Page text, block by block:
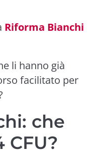
Riforma Bianchi
li hanno già
facilitato per
che
CFU?